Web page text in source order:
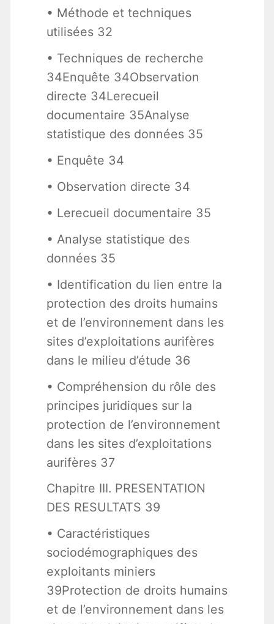
• Méthode et techniques
utilisées 32
• Techniques de recherche
34Enquête 34Observation
directe 34Lerecueil
documentaire 35Analyse
statistique des données 35
• Enquête 34
• Observation directe 34
• Lerecueil documentaire 35
• Analyse statistique des
données 35
• Identification du lien entre la
protection des droits humains
et de l’environnement dans les
sites d’exploitations aurifères
dans le milieu d’étude 36
• Compréhension du rôle des
principes juridiques sur la
protection de l’environnement
dans les sites d’exploitations
aurifères 37
Chapitre III. PRESENTATION
DES RESULTATS 39
• Caractéristiques
sociodémographiques des
exploitants miniers
39Protection de droits humains
et de l’environnement dans les